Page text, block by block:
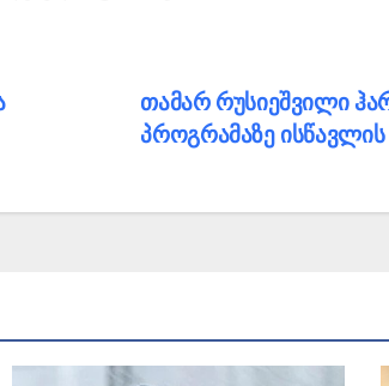
თამარ რუსიეშვილი
პროგრამაზე ისწავლის